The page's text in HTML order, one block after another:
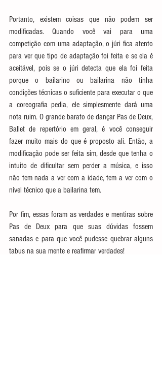
Portanto, existem coisas que não podem ser
modificadas. Quando você vai para uma
competição com uma adaptação, o júri fica atento
para ver que tipo de adaptação foi feita e se ela é
aceitável, pois se o júri detecta que ela foi feita
porque o bailarino ou bailarina não tinha
condições técnicas o suficiente para executar o que
a coreografia pedia, ele simplesmente dará uma
nota ruim. O grande barato de dançar Pas de Deux,
Ballet de repertório em geral, é você conseguir
fazer muito mais do que é proposto ali. Então, a
modificação pode ser feita sim, desde que tenha o
intuito de dificultar sem perder a música, e isso
não tem nada a ver com a idade, tem a ver com o
nível técnico que a bailarina tem.
Por fim, essas foram as verdades e mentiras sobre
Pas de Deux para que suas dúvidas fossem
sanadas e para que você pudesse quebrar alguns
tabus na sua mente e reafirmar verdades!